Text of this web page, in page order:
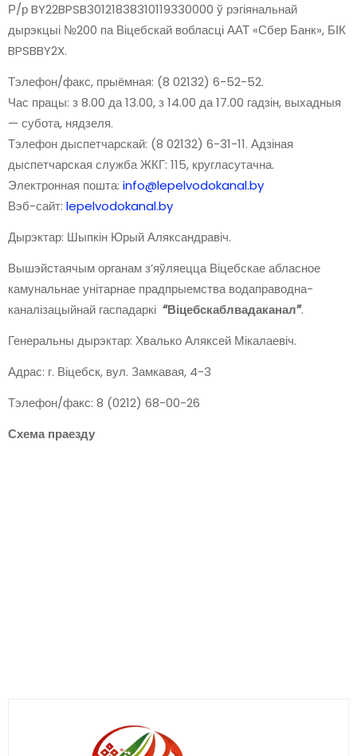
Р/р BY22BPSB30121838310119330000 ў рэгіянальнай
дырэкцыі №200 па Віцебскай вобласці ААТ «Сбер Банк», БІК
BPSBBY2X.
Тэлефон/факс, прыёмная: (8 02132) 6-52-52.
Час працы: з 8.00 да 13.00, з 14.00 да 17.00 гадзін, выхадныя
— субота, нядзеля.
Тэлефон дыспетчарскай: (8 02132) 6-31-11. Адзіная
дыспетчарская служба ЖКГ: 115, кругласутачна.
Электронная пошта: info@lepelvodokanal.by
Вэб-сайт: lepelvodokanal.by
Дырэктар: Шыпкін Юрый Аляксандравіч.
Вышэйстаячым органам з’яўляецца Віцебскае абласное
камунальнае унітарнае прадпрыемства водаправодна-
каналізацыйнай гаспадаркі “Віцебскаблвадаканал”.
Генеральны дырэктар: Хвалько Аляксей Мікалаевіч.
Адрас: г. Віцебск, вул. Замкавая, 4-3
Тэлефон/факс: 8 (0212) 68-00-26
Схема праезду